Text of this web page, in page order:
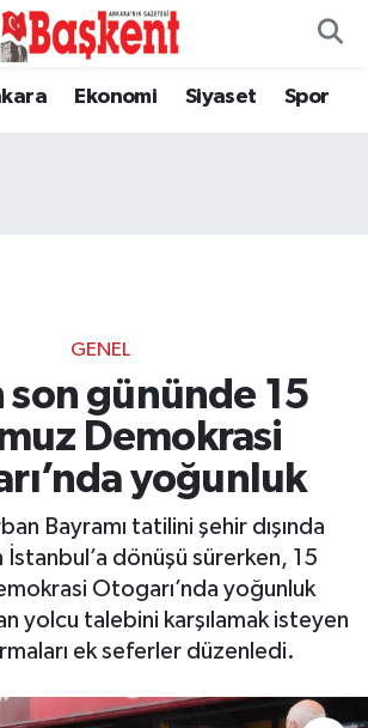
Ekonomi Siyaset Spor
GENEL
son gününde 15
Demokrasi
yoğunluk
Bayramı tatilini şehir dışında
dönüşü sürerken, 15
Otogarı’nda yoğunluk
yolcu talebini karşılamak isteyen
ek seferler düzenledi.